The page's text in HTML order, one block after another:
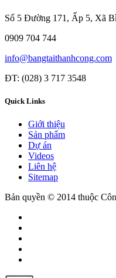
Số 5 Đường 171, Ấp 5, Xã
0909 704 744
info@bangtaithanhcong.com
ĐT: (028) 3 717 3548
Quick Links
Giới thiệu
Sản phẩm
Dự án
Videos
Liên hệ
Sitemap
Bản quyền © 2014 thuộc